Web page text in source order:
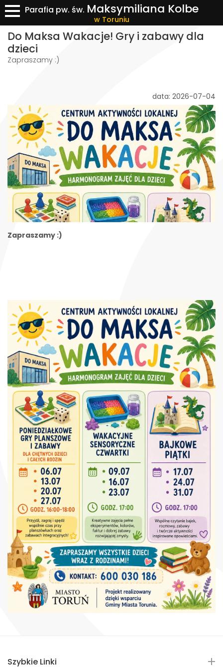
Do Maksa Wakacje! Gry i zabawy dla
dzieci
Zapraszamy :)
data: 2026-07-04
Zapraszamy :)
Szybkie Linki
Parafia pw. św. Maksymiliana Kolbe
w Toruniu